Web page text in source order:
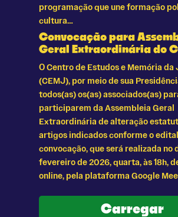
programação que une formação
cultura…
Convocação para
Geral Extraordinária do
O Centro de Estudos e Memória
(CEMJ), por meio de sua
todos(as) os(as) associados(as)
participarem da Assembleia Geral
Extraordinária de alteração
artigos indicados conforme o
convocação, que será realizada no
fevereiro de 2026, quarta, às 18h,
online, pela plataforma Google
Carregar